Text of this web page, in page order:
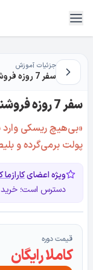
جزئیات آموزش
سفر 7 روزه فروشندگی
سفر 7 روزه فروشندگی
پولت برمی‌گرده و
ویژه اعضای
دسترس است؛
قیمت دوره
کاملا رایگان